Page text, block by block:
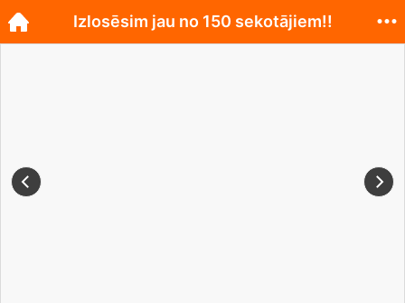
Izlosēsim jau no 150 sekotājiem!!